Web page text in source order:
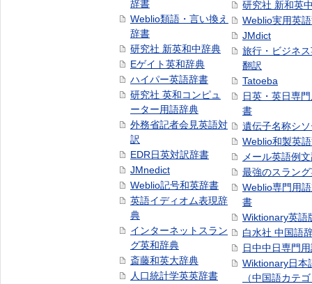
辞書
Weblio類語・言い換え
辞書
研究社 新英和中辞典
Eゲイト英和辞典
ハイパー英語辞書
研究社 英和コンピュ
ーター用語辞典
外務省記者会見英語対
訳
EDR日英対訳辞書
JMnedict
Weblio記号和英辞書
英語イディオム表現辞
典
インターネットスラン
グ英和辞典
斎藤和英大辞典
人口統計学英英辞書
研究社 新和英
Weblio実用英
JMdict
旅行・ビジネ
翻訳
Tatoeba
日英・英日専
書
遺伝子名称シ
Weblio和製英
メール英語例
最強のスラン
Weblio専門用
書
Wiktionary英語
白水社 中国語
日中中日専門
Wiktionary日本
（中国語カテ